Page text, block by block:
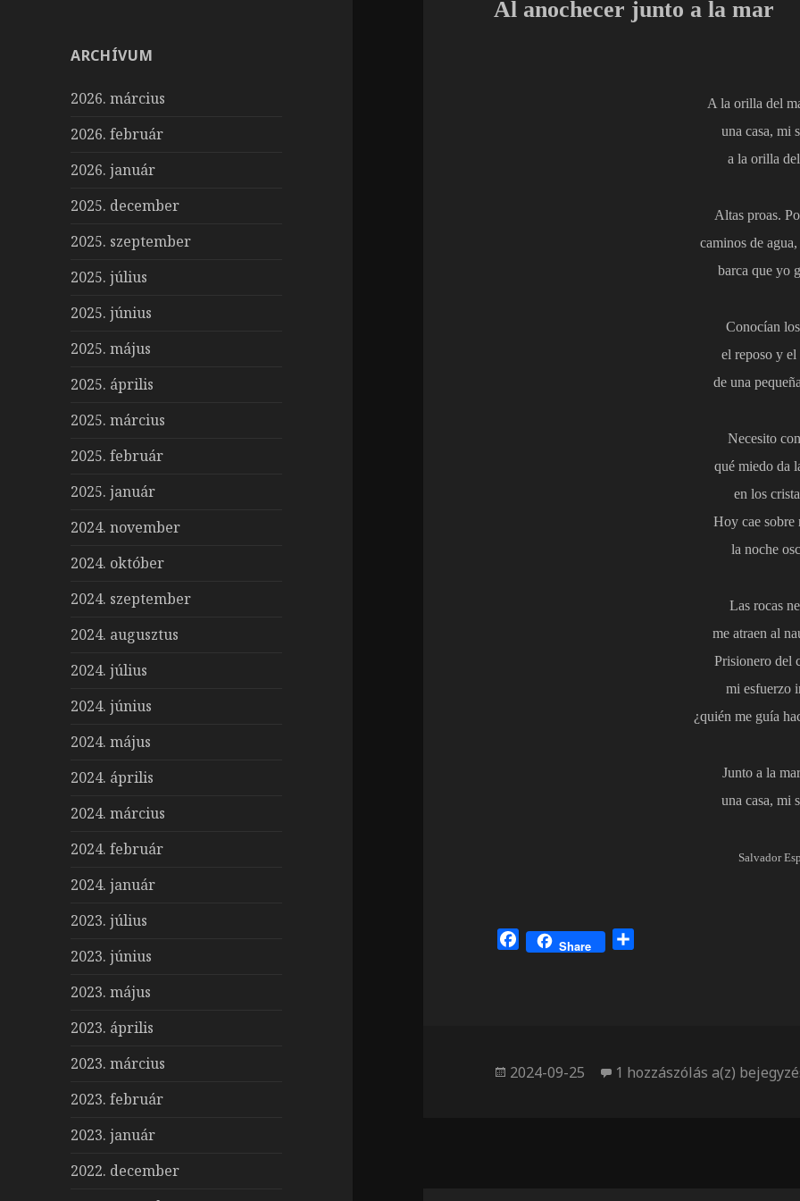
ARCHÍVUM
2026. március
2026. február
2026. január
2025. december
2025. szeptember
2025. július
2025. június
2025. május
2025. április
2025. március
2025. február
2025. január
2024. november
2024. október
2024. szeptember
2024. augusztus
2024. július
2024. június
2024. május
2024. április
2024. március
2024. február
2024. január
2023. július
2023. június
2023. május
2023. április
2023. március
2023. február
2023. január
2022. december
Al anochecer junto a la mar
A la orilla del
una casa, mi
a la orilla
Altas proas.
caminos de
barca que yo
Conocían
el reposo y el
de una
Necesito
qué miedo da
en los
Hoy cae sobre
la noche
Las rocas
me atraen al
Prisionero del
mi esfuerzo
¿quién me guía
Junto a la
una casa, mi
Salvador
F
o
Share
e
Közzétéve
2024-09-25 1 hozzászólás a(z) Al